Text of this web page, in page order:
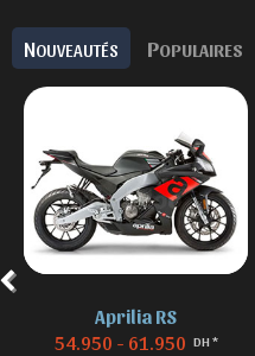
NOUVEAUTÉS POPULAIRES
Aprilia RS
54.950 - 61.950 DH *